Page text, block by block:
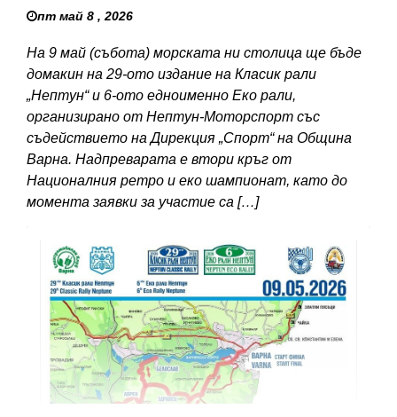
пт май 8 , 2026
На 9 май (събота) морската ни столица ще бъде
домакин на 29-ото издание на Класик рали
„Нептун“ и 6-ото едноименно Еко рали,
организирано от Нептун-Моторспорт със
съдействието на Дирекция „Спорт“ на Община
Варна. Надпреварата е втори кръг от
Националния ретро и еко шампионат, като до
момента заявки за участие са […]